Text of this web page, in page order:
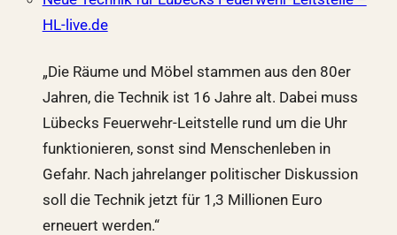
HL-live.de
„Die Räume und Möbel stammen aus den 80er
Jahren, die Technik ist 16 Jahre alt. Dabei muss
Lübecks Feuerwehr-Leitstelle rund um die Uhr
funktionieren, sonst sind Menschenleben in
Gefahr. Nach jahrelanger politischer Diskussion
soll die Technik jetzt für 1,3 Millionen Euro
erneuert werden.“